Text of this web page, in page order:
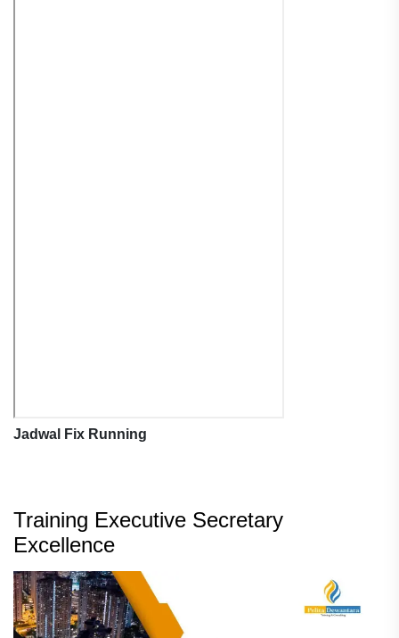
Jadwal Fix Running
Training Executive Secretary
Excellence